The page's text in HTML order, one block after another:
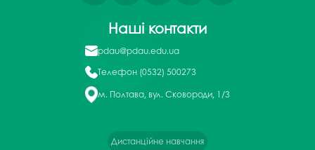
Наші контакти
pdau@pdau.edu.ua
Телефон (0532) 500273
м. Полтава, вул. Сковороди, 1/3
Дистанційне навчання